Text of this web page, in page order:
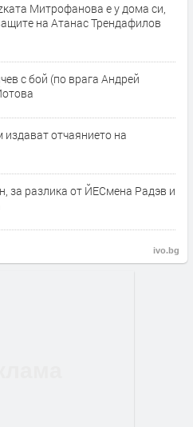
Митрофанова е у дома си,
на Атанас Трендафилов
с бой (по врага Андрей
отчаянието на
за разлика от ЙЕСмена Радэв и
ivo.bg